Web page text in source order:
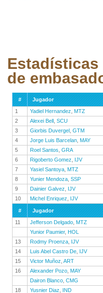
Estadísticas
de
#
Jugador
1
Yadiel Hernandez
MTZ
2
Alexei Bell SCU
3
Giorbis Duvergel GTM
4
Jorge Luis Barcelan MAY
5
Roel Santos GRA
6
Rigoberto Gomez
IJV
7
Yasiel Santoya MTZ
8
Yunier Mendoza SSP
9
Dainier Galvez
IJV
10
Michel Enriquez IJV
#
Jugador
11
Jefferson Delgado MTZ
Yunior Paumier, HOL
13
Rodmy Proenza IJV
14
Luis Abel Castro De IJV
15
Victor Muñoz ART
16
Alexander Pozo MAY
Dairon Blanco CMG
18
Yusnier Diaz
IND